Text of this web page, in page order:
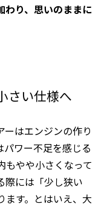
わり、思いのままに
さい仕様へ
はエンジンの作り
ワー不足を感じる
もやや小さくなって
際には「少し狭い
ます。とはいえ、大